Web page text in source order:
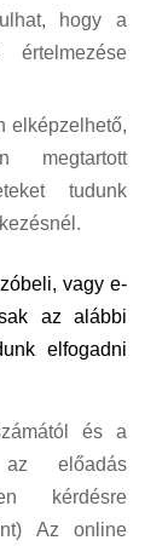
hogy a
értelmezése
elképzelhető,
megtartott
tudunk
vagy e-
az alábbi
elfogadni
és a
az előadás
kérdésre
Az online